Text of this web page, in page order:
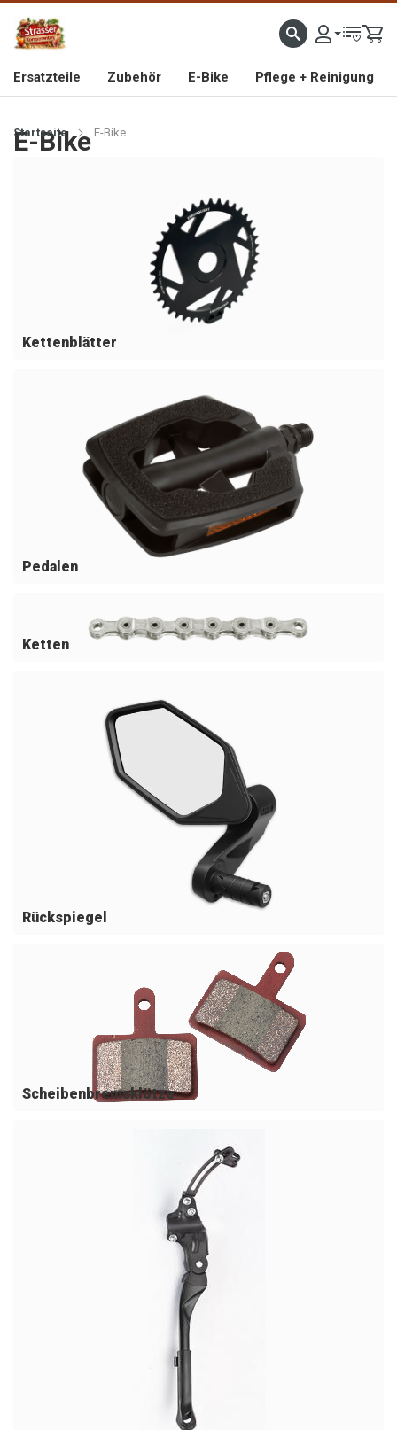
IMPORTEUR VON HOCHWERTIGEN FAHRRAD- UND MOFAERSATZTEILEN SEIT 1993
Ersatzteile Zubehör E-Bike Pflege + Reinigung
Startseite E-Bike
E-Bike
Kettenblätter
Pedalen
Ketten
Rückspiegel
Scheibenbremsklötze